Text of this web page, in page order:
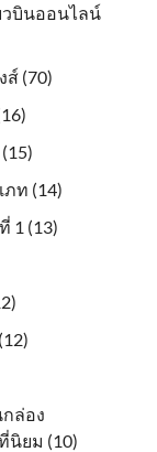
วบินออนไลน์
(70)
ท (14)
1 (13)
ล่อง
นิยม (10)